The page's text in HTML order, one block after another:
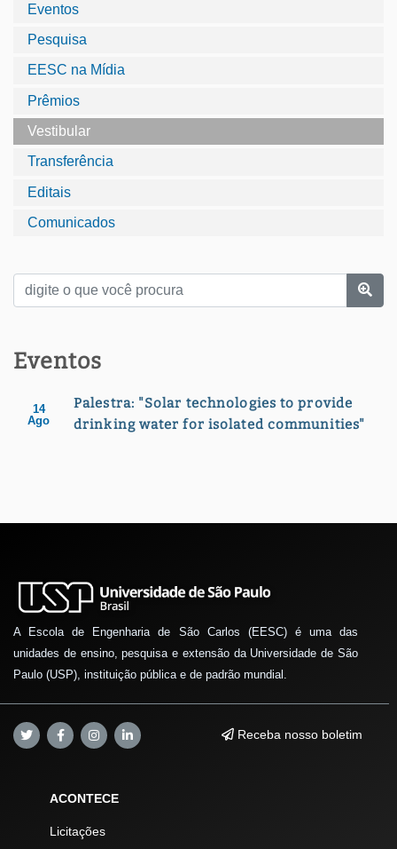
Eventos
Pesquisa
EESC na Mídia
Prêmios
Vestibular
Transferência
Editais
Comunicados
Eventos
14
Ago
Palestra: "Solar technologies to provide
drinking water for isolated communities"
A Escola de Engenharia de São Carlos (EESC) é uma das
unidades de ensino, pesquisa e extensão da Universidade de São
Paulo (USP), instituição pública e de padrão mundial.
Receba nosso boletim
ACONTECE
Licitações